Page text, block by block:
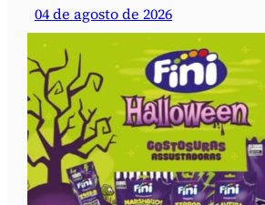
04 de agosto de 2026